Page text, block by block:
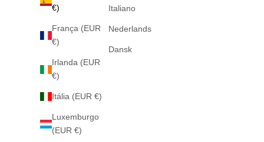
€)
França (EUR
€)
Irlanda (EUR
€)
Itália (EUR €)
Luxemburgo
(EUR €)
Italiano
Nederlands
Dansk